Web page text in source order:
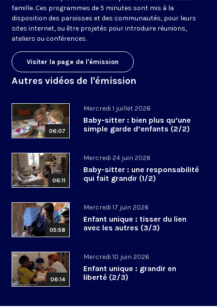
famille. Ces programmes de 5 minutes sont mis à la
disposition des paroisses et des communautés, pour leurs
sites internet, ou être projetés pour introduire réunions,
ateliers ou conférences.
Visiter la page de l'émission
Autres vidéos de l'émission
06:07
Mercredi 1 juillet 2026
Baby-sitter : bien plus qu’une
simple garde d’enfants (2/2)
06:11
Mercredi 24 juin 2026
Baby-sitter : une responsabilité
qui fait grandir (1/2)
05:58
Mercredi 17 juin 2026
Enfant unique : tisser du lien
avec les autres (3/3)
06:14
Mercredi 10 juin 2026
Enfant unique : grandir en
liberté (2/3)